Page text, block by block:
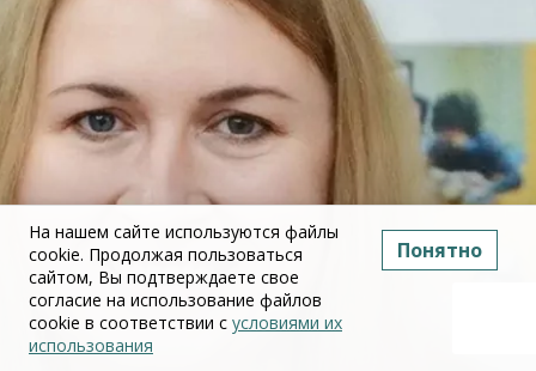
На нашем сайте используются файлы
cookie. Продолжая пользоваться
сайтом, Вы подтверждаете свое
согласие на использование файлов
cookie в соответствии с условиями их
использования
Понятно